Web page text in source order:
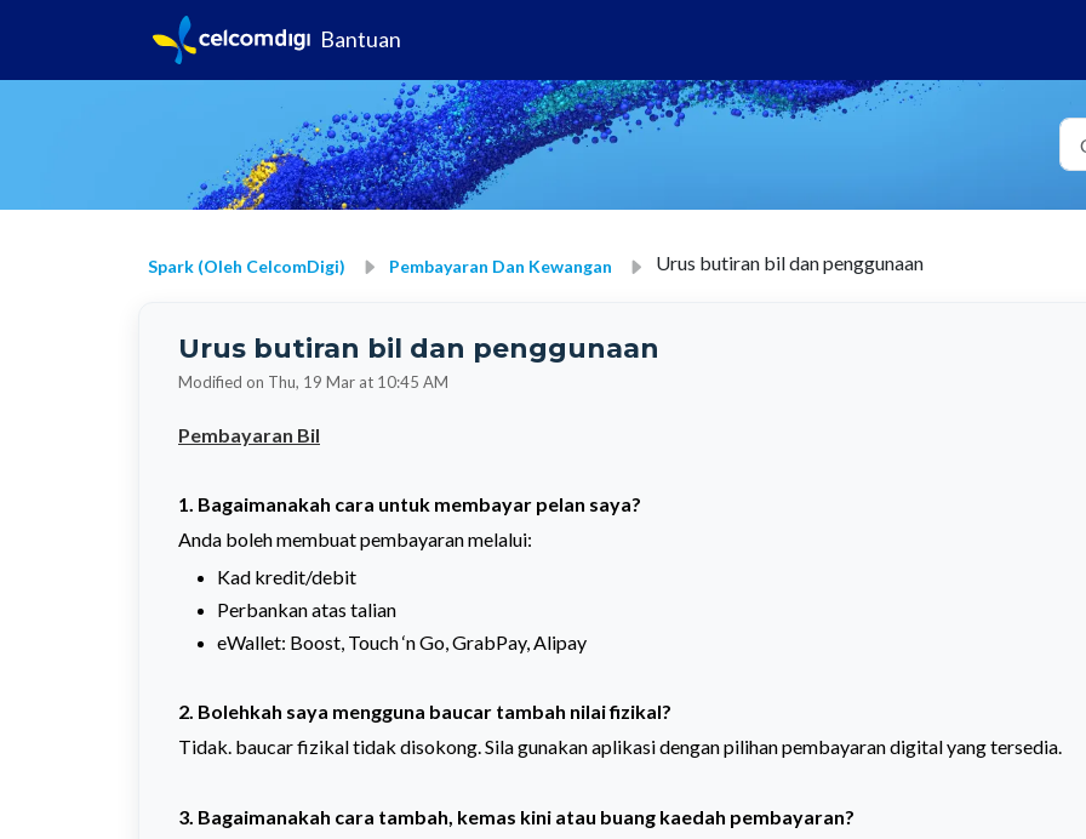
Bantuan
Spark (oleh CelcomDigi) Pembayaran Dan Kewangan Urus butiran bil dan penggunaan
Urus butiran bil dan penggunaan
Modified on Thu, 19 Mar at 10:45 AM
Pembayaran Bil
1. Bagaimanakah cara untuk membayar pelan saya?
Anda boleh membuat pembayaran melalui:
Kad kredit/debit
Perbankan atas talian
eWallet: Boost, Touch ‘n Go, GrabPay, Alipay
2. Bolehkah saya mengguna baucar tambah nilai fizikal?
Tidak. baucar fizikal tidak disokong. Sila gunakan aplikasi dengan pilihan pembayaran digital yang tersedia.
3. Bagaimanakah cara tambah, kemas kini atau buang kaedah pembayaran?